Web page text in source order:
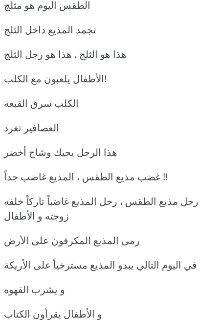
الطقس اليوم هو مثلج
تجمد المذيع داخل الثلج
هذا هو الثلج . هذا هو رجل الثلج
الأطفال يلعبون مع الكلب!
الكلب سرق القبعة
العصافير تغرد
هذا الرجل يحيك وشاح أخضر
غضب مذيع الطقس ، المذيع غاضب جداً !!
رحل مذيع الطقس ، رحل المذيع غاضباً تاركاً خلفه
زوجته و الأطفال
رمى المذيع المكرفون على الأرض
في اليوم التالي يبدو المذيع مسترخياً على الأريكة
و يشرب القهوه
و الأطفال يقرأون الكتاب